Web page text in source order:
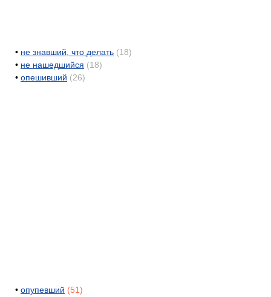
• не знавший, что делать (18)
• не нашедшийся (18)
• опешивший (26)
• опупевший (51)